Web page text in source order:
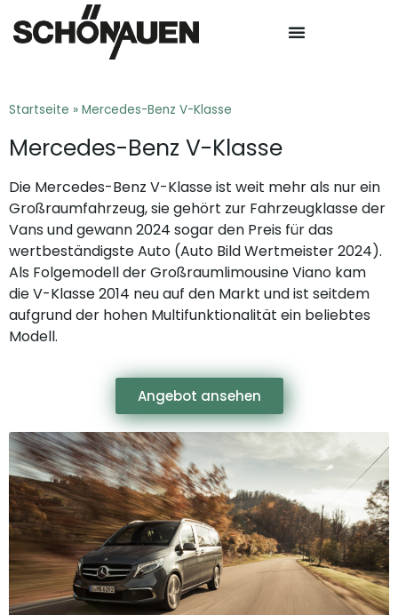
Startseite » Mercedes-Benz V-Klasse
Mercedes-Benz V-Klasse
Die Mercedes-Benz V-Klasse ist weit mehr als nur ein
Großraumfahrzeug, sie gehört zur Fahrzeugklasse der
Vans und gewann 2024 sogar den Preis für das
wertbeständigste Auto (Auto Bild Wertmeister 2024).
Als Folgemodell der Großraumlimousine Viano kam
die V-Klasse 2014 neu auf den Markt und ist seitdem
aufgrund der hohen Multifunktionalität ein beliebtes
Modell.
Angebot ansehen